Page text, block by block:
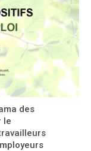
des
le